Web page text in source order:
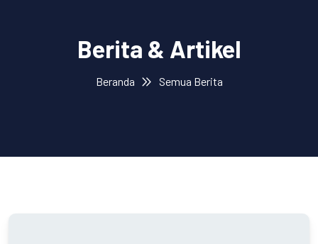
Berita & Artikel
Beranda Semua Berita